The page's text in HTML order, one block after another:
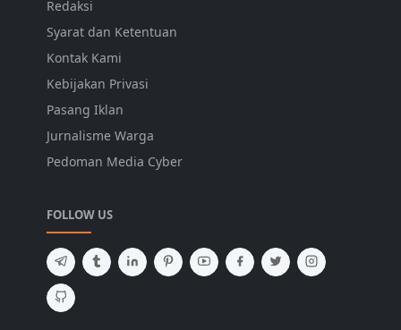
Redaksi
Syarat dan Ketentuan
Kontak Kami
Kebijakan Privasi
Pasang Iklan
Jurnalisme Warga
Pedoman Media Cyber
FOLLOW US